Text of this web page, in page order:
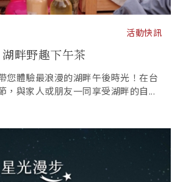
活動快訊
湖畔野趣下午茶
您體驗最浪漫的湖畔午後時光！在台
，與家人或朋友一同享受湖畔的自...